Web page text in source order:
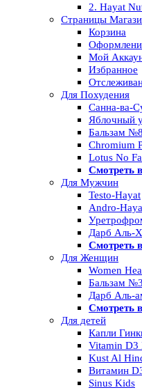
2. Hayat
Страницы
Корзина
Мой
Избранное
Для Похудения
Санна-ва-
Яблочный
Бальзам №8
Chromium
Lotus No
Смотреть
Для Мужчин
Testo-Hayat
Andro-
Дарб Аль-
Смотреть
Для Женщин
Women
Бальзам №3
Дарб Аль-
Смотреть
Для детей
Капли
Vitamin D3
Kust Al
Витамин
Sinus Kids